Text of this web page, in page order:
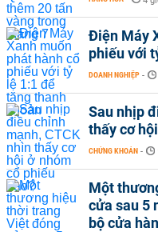
Điện Máy
phiếu với
DOANH NGHIỆP -
Sau nhịp
thấy cơ
CHỨNG KHOÁN -
Một
cửa sau 5
bộ cửa